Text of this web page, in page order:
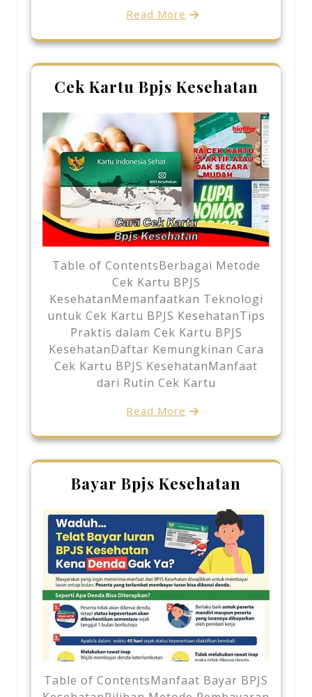
Read More
Cek Kartu Bpjs Kesehatan
Table of ContentsBerbagai Metode
Cek Kartu BPJS
KesehatanMemanfaatkan Teknologi
untuk Cek Kartu BPJS KesehatanTips
Praktis dalam Cek Kartu BPJS
KesehatanDaftar Kemungkinan Cara
Cek Kartu BPJS KesehatanManfaat
dari Rutin Cek Kartu
Read More
Bayar Bpjs Kesehatan
Table of ContentsManfaat Bayar BPJS